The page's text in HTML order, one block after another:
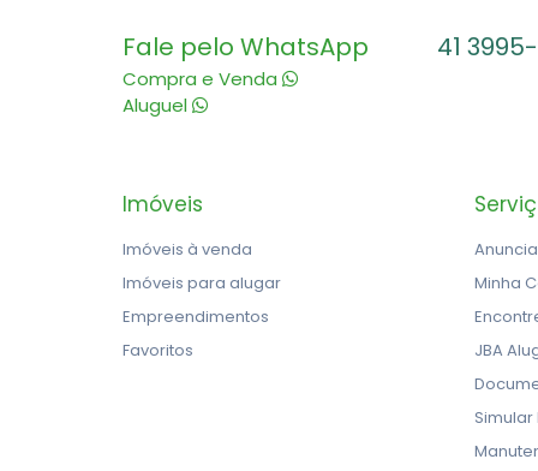
Fale pelo WhatsApp
Compra e Venda
Aluguel
41
Imóveis
Imóveis à venda
Imóveis para alugar
Empreendimentos
Favoritos
Minha
JBA